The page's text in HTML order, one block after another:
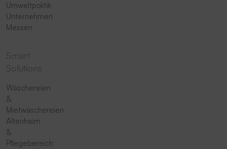
Umweltpolitik
Unternehmen
Messen
Wäschereien
&
Mietwäschereien
Altenheim
&
Pflegebereich